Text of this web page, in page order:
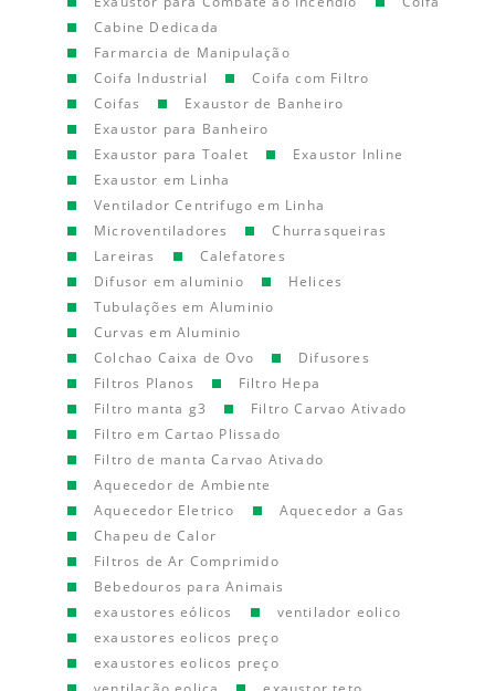
Cabine Dedicada
Farmarcia de Manipulação
Coifa Industrial
Coifa com Filtro
Coifas
Exaustor de Banheiro
Exaustor para Banheiro
Exaustor para Toalet
Exaustor Inline
Exaustor em Linha
Ventilador Centrifugo em Linha
Microventiladores
Churrasqueiras
Lareiras
Calefatores
Difusor em aluminio
Helices
Tubulações em Aluminio
Curvas em Aluminio
Colchao Caixa de Ovo
Difusores
Filtros Planos
Filtro Hepa
Filtro manta g3
Filtro Carvao Ativado
Filtro em Cartao Plissado
Filtro de manta Carvao Ativado
Aquecedor de Ambiente
Aquecedor Eletrico
Aquecedor a Gas
Chapeu de Calor
Filtros de Ar Comprimido
Bebedouros para Animais
exaustores eólicos
ventilador eolico
exaustores eolicos preço
exaustores eolicos preço